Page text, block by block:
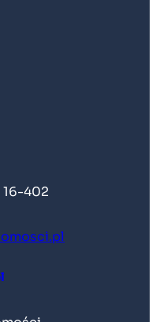
16-402